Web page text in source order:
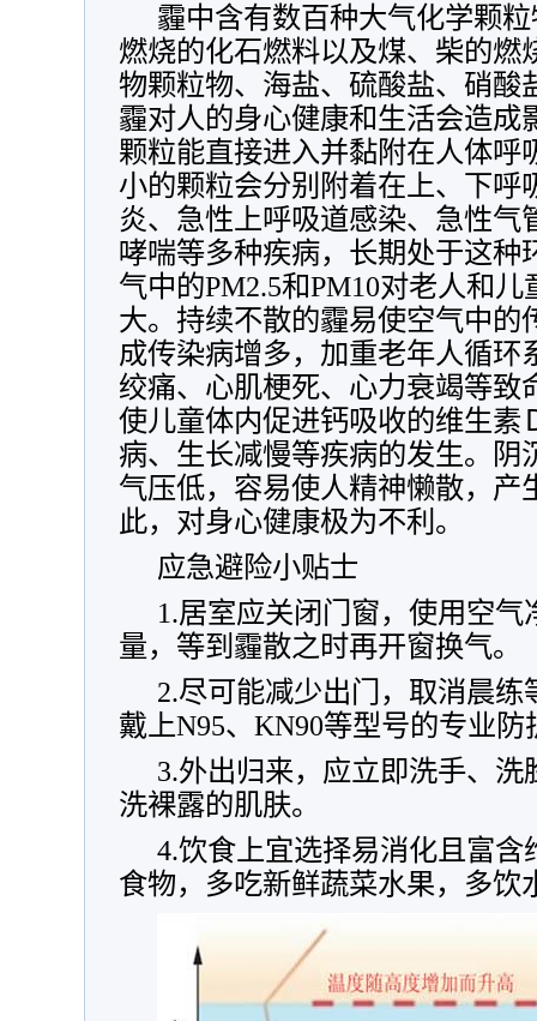
霾中含有数百种大气化学颗
燃烧的化石燃料以及煤、柴的燃
物颗粒物、海盐、硫酸盐、硝酸
霾对人的身心健康和生活会造成
颗粒能直接进入并黏附在人体呼
小的颗粒会分别附着在上、下呼
炎、急性上呼吸道感染、急性气
哮喘等多种疾病，长期处于这种
气中的PM2.5和PM10对老人和
大。持续不散的霾易使空气中的
成传染病增多，加重老年人循环
绞痛、心肌梗死、心力衰竭等致
使儿童体内促进钙吸收的维生素
病、生长减慢等疾病的发生。阴
气压低，容易使人精神懒散，产
此，对身心健康极为不利。
应急避险小贴士
1.居室应关闭门窗，使用空
量，等到霾散之时再开窗换气。
2.尽可能减少出门，取消晨
戴上N95、KN90等型号的专业防
3.外出归来，应立即洗手、
洗裸露的肌肤。
4.饮食上宜选择易消化且富
食物，多吃新鲜蔬菜水果，多饮